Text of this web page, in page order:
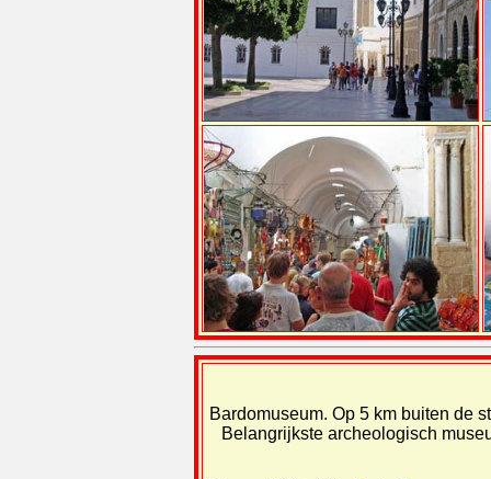
Bardomuseum. Op 5 km buiten de
Belangrijkste archeologisch